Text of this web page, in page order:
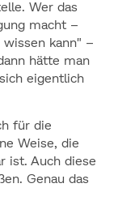
Wer das
macht –
kann" –
hätte man
eigentlich
für die
Weise, die
ist. Auch diese
Genau das